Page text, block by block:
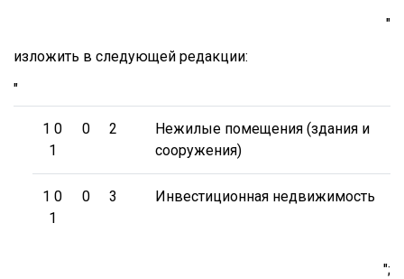
"
изложить в следующей редакции:
"
1 0
1
0 2
Нежилые помещения (здания и
сооружения)
1 0
1
0 3 Инвестиционная недвижимость
";